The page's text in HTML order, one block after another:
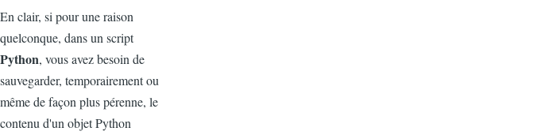
En clair, si pour une raison
quelconque, dans un script
Python, vous avez besoin de
sauvegarder, temporairement ou
même de façon plus pérenne, le
contenu d'un objet Python